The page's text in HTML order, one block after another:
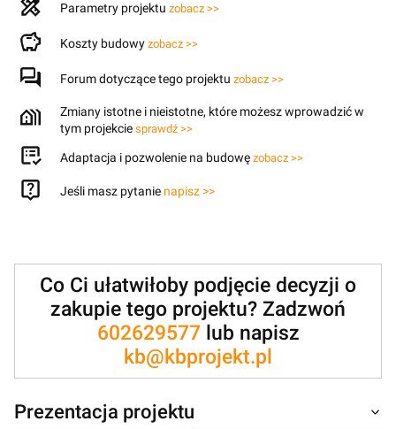
Parametry projektu zobacz >>
Koszty budowy zobacz >>
Forum dotyczące tego projektu zobacz >>
Zmiany istotne i nieistotne, które możesz wprowadzić w
tym projekcie sprawdź >>
Adaptacja i pozwolenie na budowę zobacz >>
Jeśli masz pytanie napisz >>
Co Ci ułatwiłoby podjęcie decyzji o
zakupie tego projektu? Zadzwoń
602629577lub napisz
kb@kbprojekt.pl
Prezentacja projektu